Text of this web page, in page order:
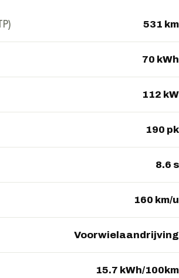
531 km
70 kWh
112 kW
190 pk
8.6 s
160 km/u
Voorwielaandrijving
15.7 kWh/100km